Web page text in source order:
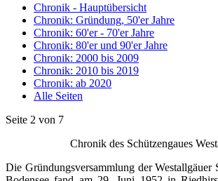
Chronik - Hauptübersicht
Chronik: Gründung, 50'er Jahre
Chronik: 60'er - 70'er Jahre
Chronik: 80'er und 90'er Jahre
Chronik: 2000 bis 2009
Chronik: 2010 bis 2019
Chronik: ab 2020
Alle Seiten
Seite 2 von 7
Chronik des Schützengaues
Die Gründungsversammlung der Westallgäuer